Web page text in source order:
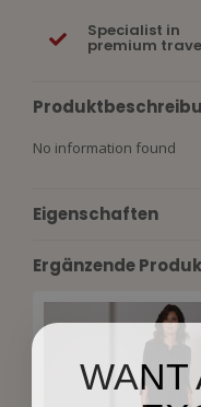
Specialist in
premium
No information found
Eigenschaften
Ergänzende
WANT